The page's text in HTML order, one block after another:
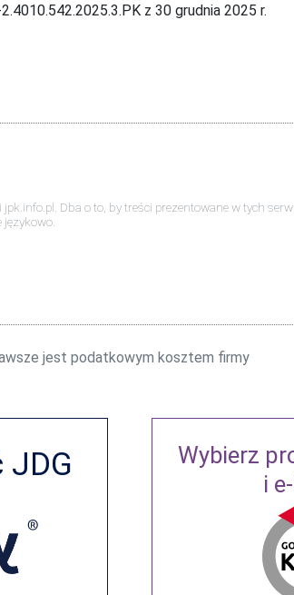
z 30 grudnia 2025 r.
jpk.info.pl. Dba o to, by treści prezentowane w tych
językowo.
jest podatkowym kosztem firmy
Wybierz
i